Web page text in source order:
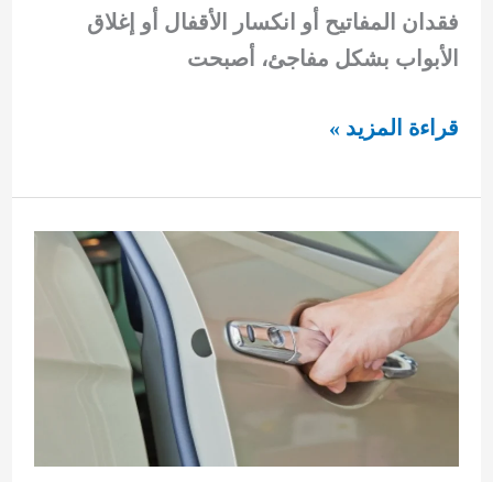
فقدان المفاتيح أو انكسار الأقفال أو إغلاق
الأبواب بشكل مفاجئ، أصبحت
فني
أبواب
جليب
الشيوخ
بخدمات
احترافية
سريعة
قراءة المزيد »